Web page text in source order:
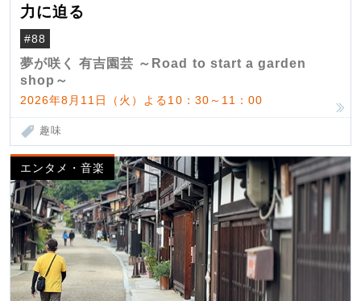
力に迫る
#88
夢が咲く 有吉園芸 ～Road to start a garden
shop～
2026年8月11日（火）よる10：30～11：00
趣味
エンタメ・音楽